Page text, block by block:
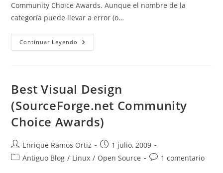
Community Choice Awards. Aunque el nombre de la
categoría puede llevar a error (o…
Continuar Leyendo Best
Project
Choice
Awards)
Best Visual Design
(SourceForge.net Community
Choice Awards)
Autor
de
Enrique Ramos Ortiz
Publicación
de
la
1 julio, 2009
Categoría
Antiguo Blog / Linux / Open Source
Comentarios
1 comentario